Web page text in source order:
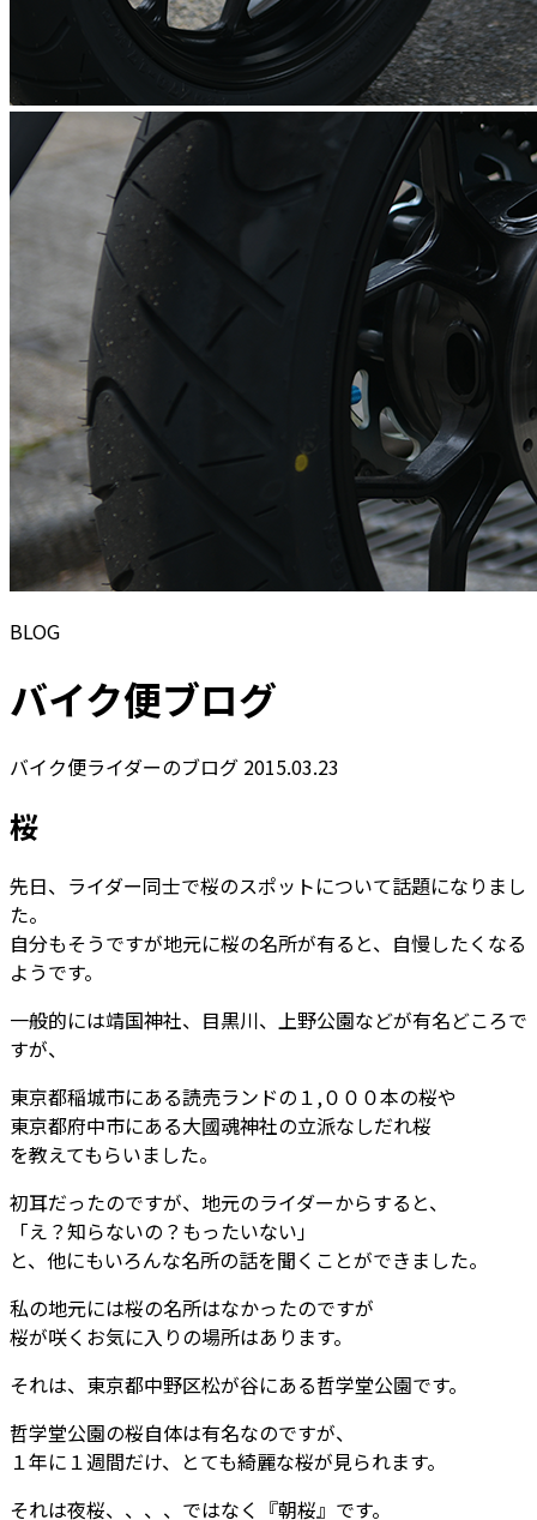
BLOG
バイク便ブログ
バイク便ライダーのブログ 2015.03.23
桜
先日、ライダー同士で桜のスポットについて話題になりまし
た。
自分もそうですが地元に桜の名所が有ると、自慢したくなる
ようです。
一般的には靖国神社、目黒川、上野公園などが有名どころで
すが、
東京都稲城市にある読売ランドの１,０００本の桜や
東京都府中市にある大國魂神社の立派なしだれ桜
を教えてもらいました。
初耳だったのですが、地元のライダーからすると、
「え？知らないの？もったいない」
と、他にもいろんな名所の話を聞くことができました。
私の地元には桜の名所はなかったのですが
桜が咲くお気に入りの場所はあります。
それは、東京都中野区松が谷にある哲学堂公園です。
哲学堂公園の桜自体は有名なのですが、
１年に１週間だけ、とても綺麗な桜が見られます。
それは夜桜、、、、ではなく『朝桜』です。